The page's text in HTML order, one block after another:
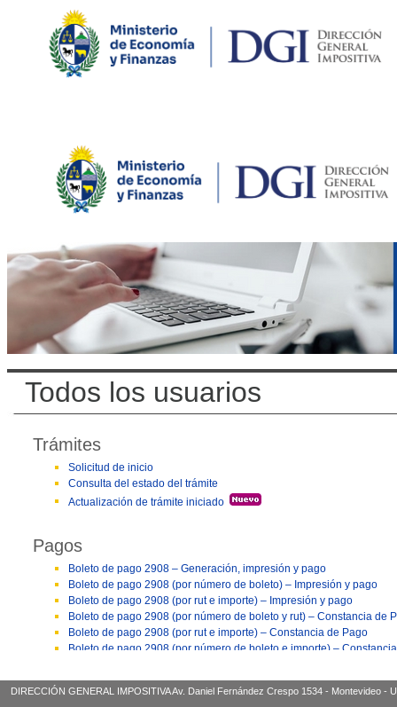
DIRECCIÓN GENERAL IMPOSITIVA Av. Daniel Fernández Crespo 1534 - Montevideo -